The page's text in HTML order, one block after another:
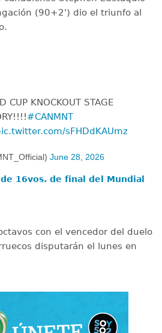
(90+2') dio el triunfo al
CUP KNOCKOUT STAGE
#CANMNT
sFHDdKAUmz
June 28, 2026
16vos. de final del Mundial
con el vencedor del duelo
disputarán el lunes en